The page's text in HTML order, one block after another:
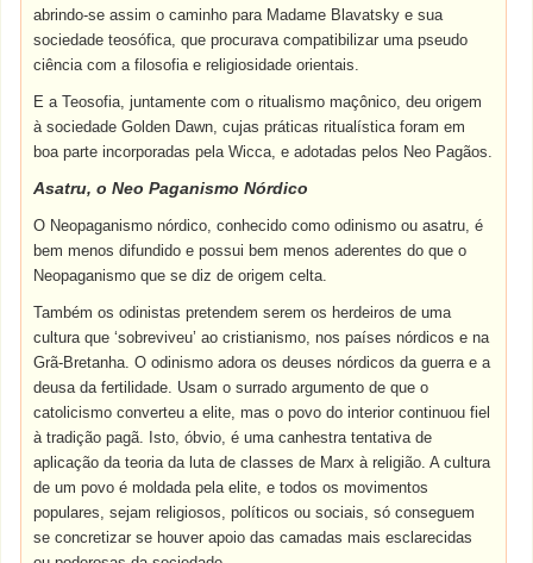
abrindo-se assim o caminho para Madame Blavatsky e sua
sociedade teosófica, que procurava compatibilizar uma pseudo
ciência com a filosofia e religiosidade orientais.
E a Teosofia, juntamente com o ritualismo maçônico, deu origem
à sociedade Golden Dawn, cujas práticas ritualística foram em
boa parte incorporadas pela Wicca, e adotadas pelos Neo Pagãos.
Asatru, o Neo Paganismo Nórdico
O Neopaganismo nórdico, conhecido como odinismo ou asatru, é
bem menos difundido e possui bem menos aderentes do que o
Neopaganismo que se diz de origem celta.
Também os odinistas pretendem serem os herdeiros de uma
cultura que ‘sobreviveu’ ao cristianismo, nos países nórdicos e na
Grã-Bretanha. O odinismo adora os deuses nórdicos da guerra e a
deusa da fertilidade. Usam o surrado argumento de que o
catolicismo converteu a elite, mas o povo do interior continuou fiel
à tradição pagã. Isto, óbvio, é uma canhestra tentativa de
aplicação da teoria da luta de classes de Marx à religião. A cultura
de um povo é moldada pela elite, e todos os movimentos
populares, sejam religiosos, políticos ou sociais, só conseguem
se concretizar se houver apoio das camadas mais esclarecidas